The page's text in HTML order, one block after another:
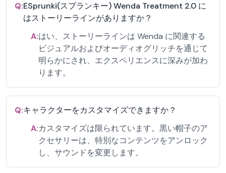
Q:ESprunki(スプランキー) Wenda Treatment 2.0 に
はストーリーラインがありますか？
A:はい、ストーリーラインは Wenda に関連する
ビジュアルおよびオーディオグリッチを通じて
明らかにされ、エクスペリエンスに深みが加わ
ります。
Q:キャラクターをカスタマイズできますか？
A:カスタマイズは限られています。黒い帽子のア
クセサリーは、特別なコンテンツをアンロック
し、サウンドを変更します。